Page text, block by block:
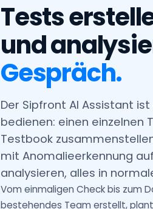
Tests
und
Gespräch.
Der Sipfront AI Assistant
bedienen: einen
Testbook
mit Anomalieerkennung
analysieren, alles in
Vom einmaligen Check bis zum
bestehendes Team erstellt,